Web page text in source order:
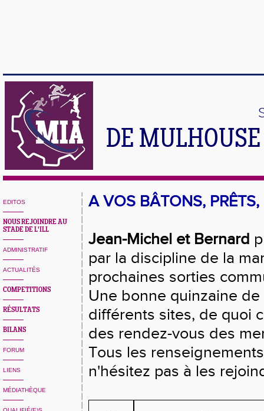
DE
EDITOS
NOUS REJOINDRE AU
STADE DE L'ILL
ADMINISTRATIF
ACTUALITÉS
COMPETITIONS
RÉSULTATS
BILANS
FORUM
LIENS
MÉDIATHÈQUE
A VOS BÂTONS, PRÊTS,
Jean-Michel et Bernard
par la discipline de la
prochaines sorties
Une bonne quinzaine
différents sites, de quoi
des rendez-vous des
Tous les
n'hésitez pas à les